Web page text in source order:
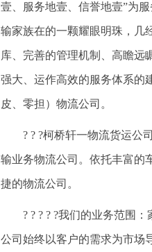
壹、服务地壹、信誉地壹”为
输家族在的一颗耀眼明珠，几
库、完善的管理机制、高瞻远
强大、运作高效的服务体系的
皮、零担）物流公司。
? ? ?柯桥轩一物流货运公
输业务物流公司。依托丰富的
捷的物流公司。
? ? ? ? ?我们的业务范围
公司始终以客户的需求为市场